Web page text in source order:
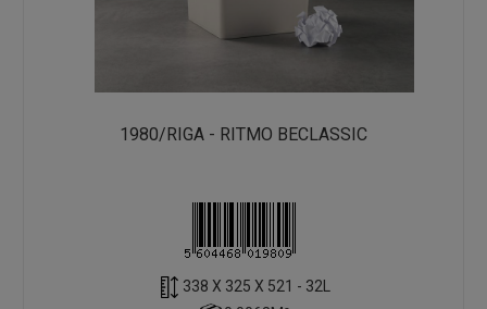
1980/RIGA - RITMO BECLASSIC
338 X 325 X 521 - 32L